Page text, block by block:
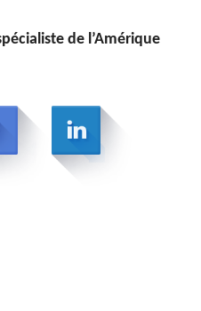
de l’Amérique